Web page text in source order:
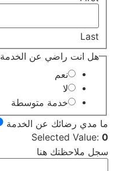
Last
ملاحظتك
رضائك
هل انت راضي عن الخدمة
نعم
لا
خدمة متوسطة
ما مدي رضائك عن الخدمة
Selected Value: 0
سجل ملاحظتك هنا